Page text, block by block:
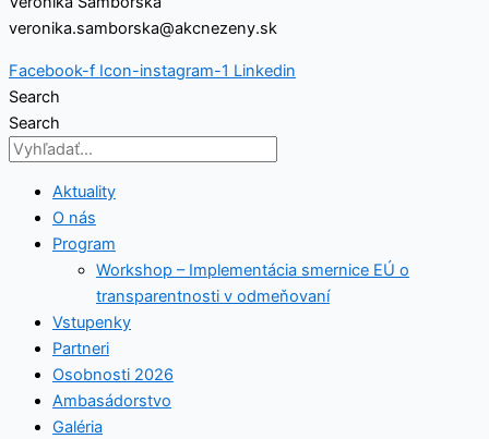
veronika.samborska@akcnezeny.sk
Facebook-f Icon-instagram-1 Linkedin
Search
Search
Aktuality
O nás
Program
Workshop – Implementácia smernice EÚ o
transparentnosti v odmeňovaní
Vstupenky
Partneri
Osobnosti 2026
Ambasádorstvo
Galéria